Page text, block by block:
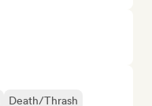
Death/Thrash